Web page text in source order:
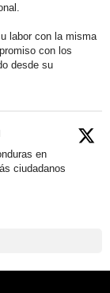
labor con la misma
con los
desde su
en
ciudadanos